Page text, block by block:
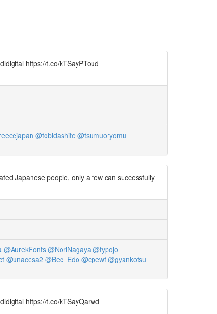
https://t.co/kTSayPToud
@tobidashite @tsumuoryomu
Japanese people, only a few can successfully
@AurekFonts @NoriNagaya @typojo
@unacosa2 @Bec_Edo @cpewf @gyankotsu
https://t.co/kTSayQarwd